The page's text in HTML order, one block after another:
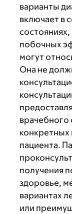
варианты
включает в
побочных
могут
Она не
врачебного
конкретных
пациента.
получения
здоровье,
вариантах
или